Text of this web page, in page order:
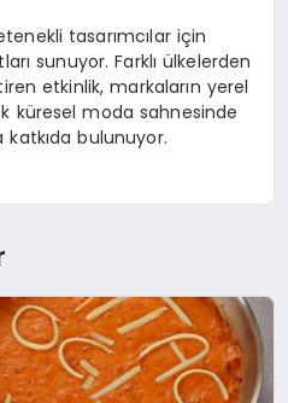
tasarımcılar için
sunuyor. Farklı ülkelerden
etkinlik, markaların yerel
küresel moda sahnesinde
katkıda bulunuyor.